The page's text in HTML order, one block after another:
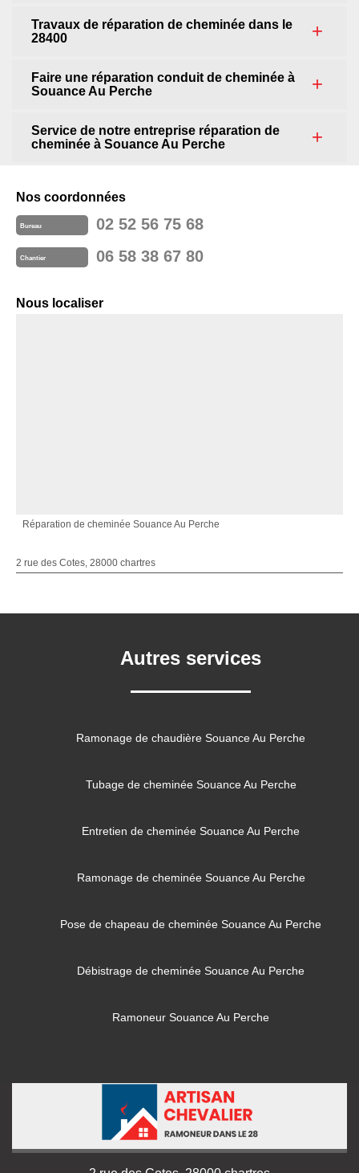
Travaux de réparation de cheminée dans le
28400
Faire une réparation conduit de cheminée à
Souance Au Perche
Service de notre entreprise réparation de
cheminée à Souance Au Perche
Nos coordonnées
Bureau 02 52 56 75 68
Chantier 06 58 38 67 80
Nous localiser
Réparation de cheminée Souance Au Perche
2 rue des Cotes, 28000 chartres
Autres services
Ramonage de chaudière Souance Au Perche
Tubage de cheminée Souance Au Perche
Entretien de cheminée Souance Au Perche
Ramonage de cheminée Souance Au Perche
Pose de chapeau de cheminée Souance Au Perche
Débistrage de cheminée Souance Au Perche
Ramoneur Souance Au Perche